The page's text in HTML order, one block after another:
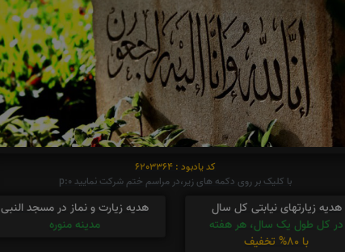
کد یادبود : 6203364
با کلیک بر روی دکمه های زیر،در مراسم ختم شرکت نمایید p:0
هدیه زیارتهای نیابتی کل سال
در کل طول یک سال، هر هفته
با 80% تخفیف
هدیه زیارت و نماز در مسجد النبی
مدینه منوره